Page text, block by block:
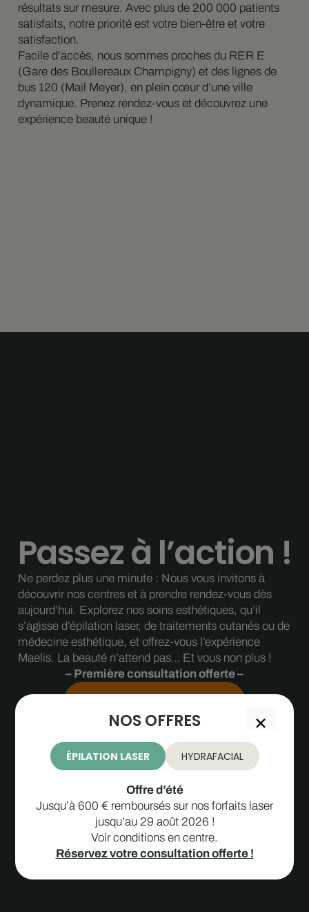
résultats sur mesure. Avec plus de 200 000 patients
satisfaits, notre priorité est votre bien-être et votre
satisfaction.
Facile d’accès, nous sommes proches du RER E
(Gare des Boullereaux Champigny) et des lignes de
bus 120 (Mail Meyer), en plein cœur d’une ville
dynamique. Prenez rendez-vous et découvrez une
expérience beauté unique !
Passez à l’action !
Ne perdez plus une minute : Nous vous invitons à
découvrir nos centres et à prendre rendez-vous dès
aujourd’hui. Explorez nos soins esthétiques, qu’il
s’agisse d’épilation laser, de traitements cutanés ou de
médecine esthétique, et offrez-vous l’expérience
Maelis. La beauté n’attend pas… Et vous non plus !
– Première consultation offerte –
NOS OFFRES
ÉPILATION LASER HYDRAFACIAL
Offre d’été
Jusqu’à 600 € remboursés sur nos forfaits laser
jusqu’au 29 août 2026 !
Voir conditions en centre.
Réservez votre consultation offerte !